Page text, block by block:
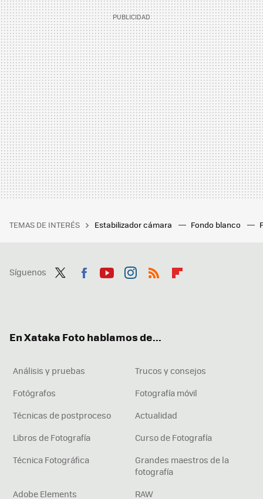
TEMAS DE INTERÉS Estabilizador cámara Fondo blanco
Síguenos
En Xataka Foto hablamos de...
Análisis y pruebas
Trucos y consejos
Fotógrafos
Fotografía móvil
Técnicas de postproceso
Actualidad
Libros de Fotografía
Curso de Fotografía
Técnica Fotográfica
Grandes maestros de la
fotografía
Adobe Elements
RAW